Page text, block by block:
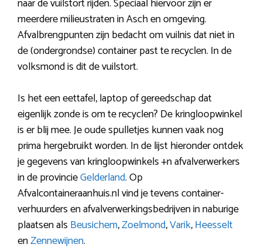
naar de vuilstort rijden. Speciaal hiervoor zijn er
meerdere milieustraten in Asch en omgeving.
Afvalbrengpunten zijn bedacht om vuilnis dat niet in
de (ondergrondse) container past te recyclen. In de
volksmond is dit de vuilstort.
Is het een eettafel, laptop of gereedschap dat
eigenlijk zonde is om te recyclen? De kringloopwinkel
is er blij mee. Je oude spulletjes kunnen vaak nog
prima hergebruikt worden. In de lijst hieronder ontdek
je gegevens van kringloopwinkels +n afvalverwerkers
in de provincieGelderland. Op
Afvalcontaineraanhuis.nl vind je tevens container-
verhuurders en afvalverwerkingsbedrijven in naburige
plaatsen als Beusichem,Zoelmond,Varik,Heesselt
enZennewijnen.